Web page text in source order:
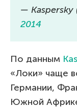
— Kaspersky
2014
По данным
«Локи» чаще
Германии,
Южной